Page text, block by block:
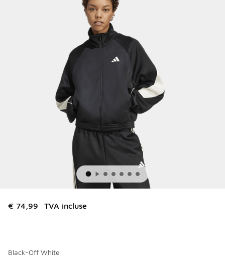
€ 74,99 TVA incluse
Black-Off White